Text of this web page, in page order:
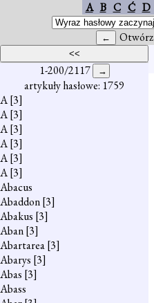
A B C Ć D
Otwórz
1-200/2117
artykuły hasłowe: 1759
A[3]
A[3]
A[3]
A[3]
A[3]
A[3]
Abacus
Abaddon[3]
Abakus [3]
Aban[3]
Abartarea[3]
Abarys [3]
Abas [3]
Abass